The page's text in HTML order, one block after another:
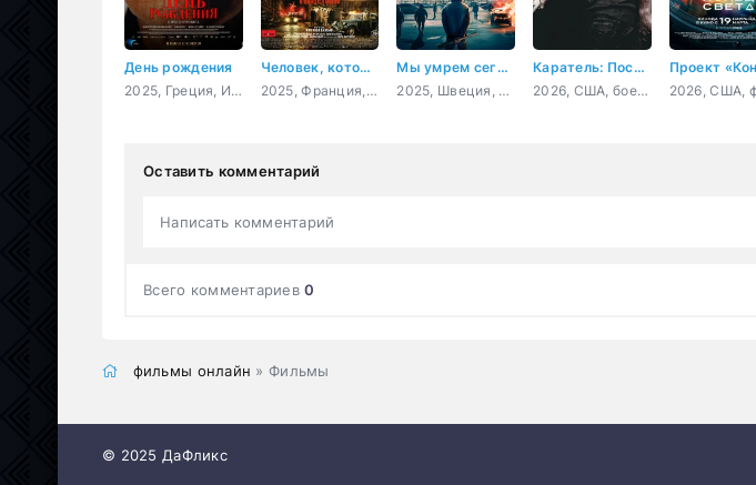
День рождения
2025, Греция, Испания, Великобритания, Нидерланды, драма
Человек, который рисовал деньги
2025, Франция, драма, криминал, биография
Мы умрем сегодня ночью
2025, Швеция, боевик, триллер, криминал
Каратель: Последнее убийство
2026, США, боевик, триллер, драма, криминал, приключения
Оставить комментарий
Написать комментарий
Всего комментариев0
фильмы онлайн » Фильмы
© 2025 ДаФликс